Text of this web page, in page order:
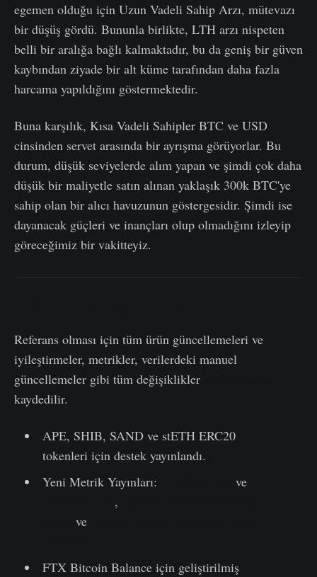
egemen olduğu için Uzun Vadeli Sahip Arzı, mütevazı
bir düşüş gördü. Bununla birlikte, LTH arzı nispeten
belli bir aralığa bağlı kalmaktadır, bu da geniş bir güven
kaybından ziyade bir alt küme tarafından daha fazla
harcama yapıldığını göstermektedir.
Buna karşılık, Kısa Vadeli Sahipler BTC ve USD
cinsinden servet arasında bir ayrışma görüyorlar. Bu
durum, düşük seviyelerde alım yapan ve şimdi çok daha
düşük bir maliyetle satın alınan yaklaşık 300k BTC'ye
sahip olan bir alıcı havuzunun göstergesidir. Şimdi ise
dayanacak güçleri ve inançları olup olmadığını izleyip
göreceğimiz bir vakitteyiz.
Referans olması için tüm ürün güncellemeleri ve
iyileştirmeler, metrikler, verilerdeki manuel
güncellemeler gibi tüm değişiklikler
kaydedilir.
APE, SHIB, SAND ve stETH ERC20
tokenleri için destek yayınlandı.
Yeni Metrik Yayınları:
ve
,
ve
FTX Bitcoin Balance için geliştirilmiş